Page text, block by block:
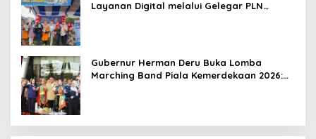
Layanan Digital melalui Gelegar PLN
Gubernur Herman Deru Buka Lomba
Marching Band Piala Kemerdekaan 2026: